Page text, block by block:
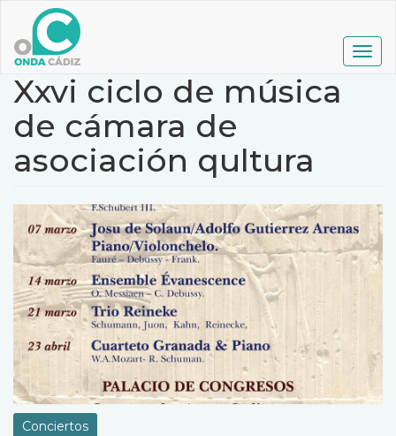
contenido
principal
Xxvi ciclo de música
de cámara de
asociación qultura
Conciertos